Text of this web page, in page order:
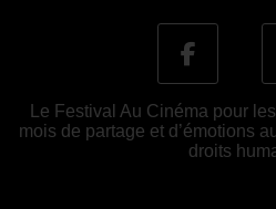
Le Festival Au Cinéma pour
mois de partage et d’émotions
droits